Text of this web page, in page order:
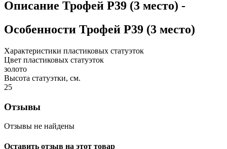
Описание Трофей P39 (3 место) -
Особенности Трофей P39 (3 место)
Характеристики пластиковых статуэток
Цвет пластиковых статуэток
золото
Высота статуэтки, см.
25
Отзывы
Отзывы не найдены
Оставить отзыв на этот товар